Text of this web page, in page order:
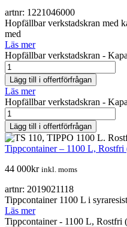
artnr: 1221046000
Hopfällbar verkstadskran med
med
Läs mer
Hopfällbar verkstadskran -
Lägg till i offertförfrågan
Läs mer
Hopfällbar verkstadskran -
Lägg till i offertförfrågan
Tippcontainer – 1100 L, Rostfri
44 000kr inkl. moms
artnr: 2019021118
Tippcontainer 1100 L i
Läs mer
Tippcontainer - 1100 L, Rostfri